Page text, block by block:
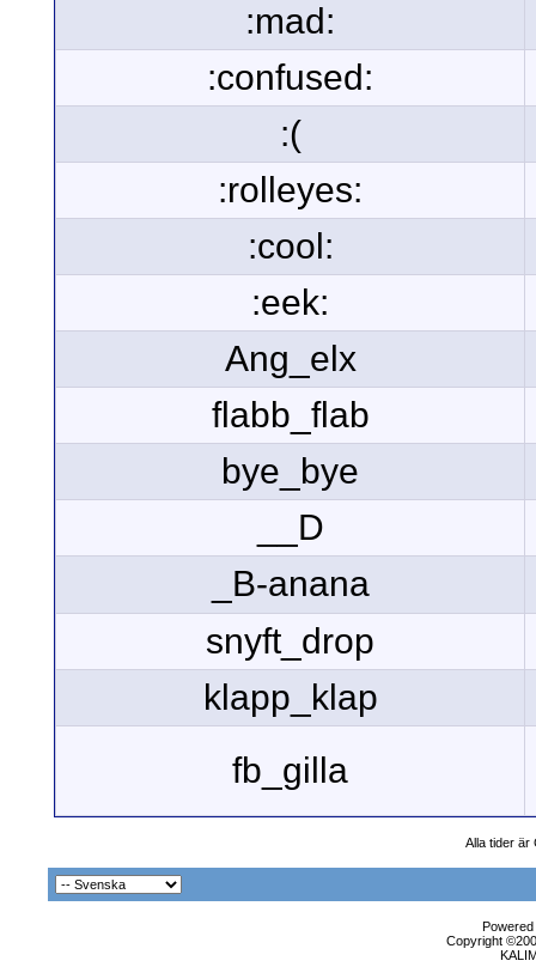
:mad:
:confused:
:(
:rolleyes:
:cool:
:eek:
Ang_elx
flabb_flab
bye_bye
__D
_B-anana
snyft_drop
klapp_klap
fb_gilla
Alla tider är
Copyright